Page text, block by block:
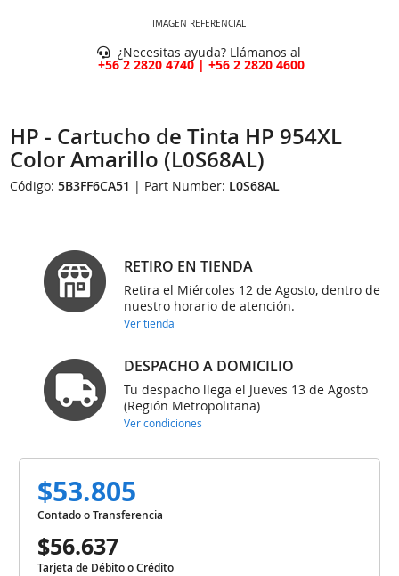
IMAGEN REFERENCIAL
¿Necesitas ayuda? Llámanos al
+56 2 2820 4740 | +56 2 2820 4600
HP - Cartucho de Tinta HP 954XL
Color Amarillo (L0S68AL)
Código:5B3FF6CA51 | Part Number: L0S68AL
RETIRO EN TIENDA
Retira el Miércoles 12 de Agosto, dentro de
nuestro horario de atención.
Ver tienda
DESPACHO A DOMICILIO
Tu despacho llega el Jueves 13 de Agosto
(Región Metropolitana)
Ver condiciones
$53.805
Contado o Transferencia
$56.637
Tarjeta de Débito o Crédito